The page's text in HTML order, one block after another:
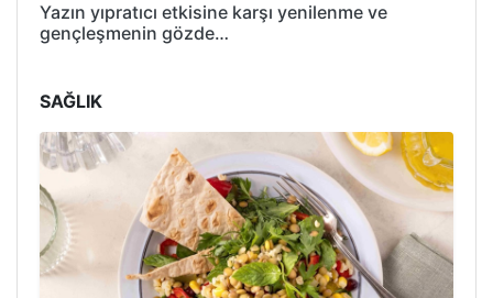
Yazın yıpratıcı etkisine karşı yenilenme ve
gençleşmenin gözde…
SAĞLIK